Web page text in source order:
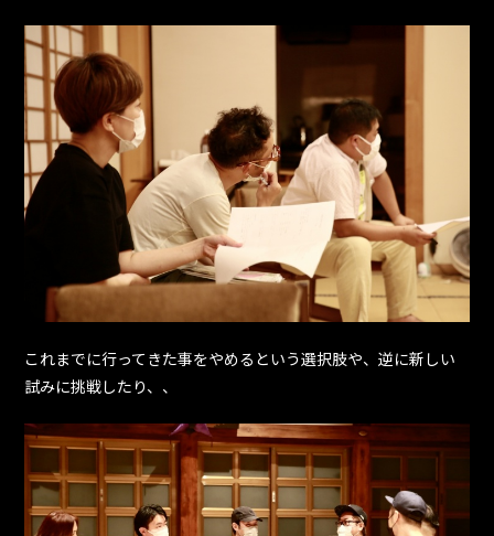
これまでに行ってきた事をやめるという選択肢や、逆に新しい
試みに挑戦したり、、